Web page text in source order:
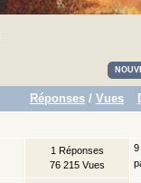
Réponses / Vues
1 Réponses
76 215 Vues
9